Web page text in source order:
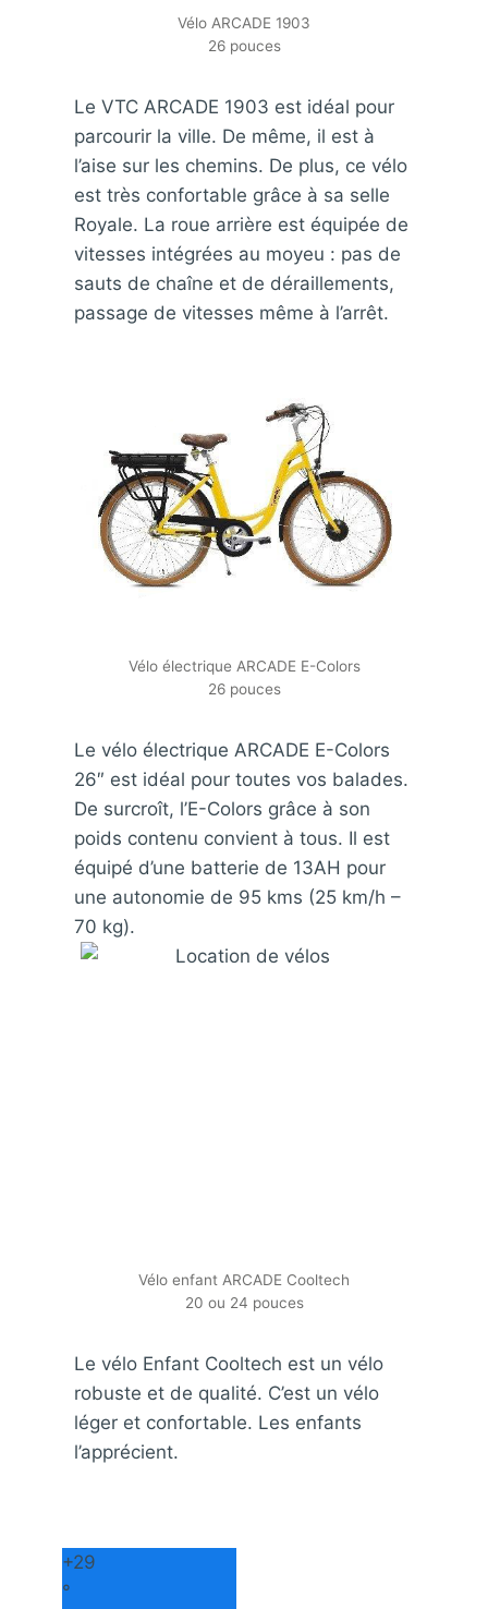
Vélo ARCADE 1903
26 pouces
Le VTC ARCADE 1903 est idéal pour
parcourir la ville. De même, il est à
l’aise sur les chemins. De plus, ce vélo
est très confortable grâce à sa selle
Royale. La roue arrière est équipée de
vitesses intégrées au moyeu : pas de
sauts de chaîne et de déraillements,
passage de vitesses même à l’arrêt.
Vélo électrique ARCADE E-Colors
26 pouces
Le vélo électrique ARCADE E-Colors
26″ est idéal pour toutes vos balades.
De surcroît, l’E-Colors grâce à son
poids contenu convient à tous. Il est
équipé d’une batterie de 13AH pour
une autonomie de 95 kms (25 km/h –
70 kg).
Vélo enfant ARCADE Cooltech
20 ou 24 pouces
Le vélo Enfant Cooltech est un vélo
robuste et de qualité. C’est un vélo
léger et confortable. Les enfants
l’apprécient.
+29
°